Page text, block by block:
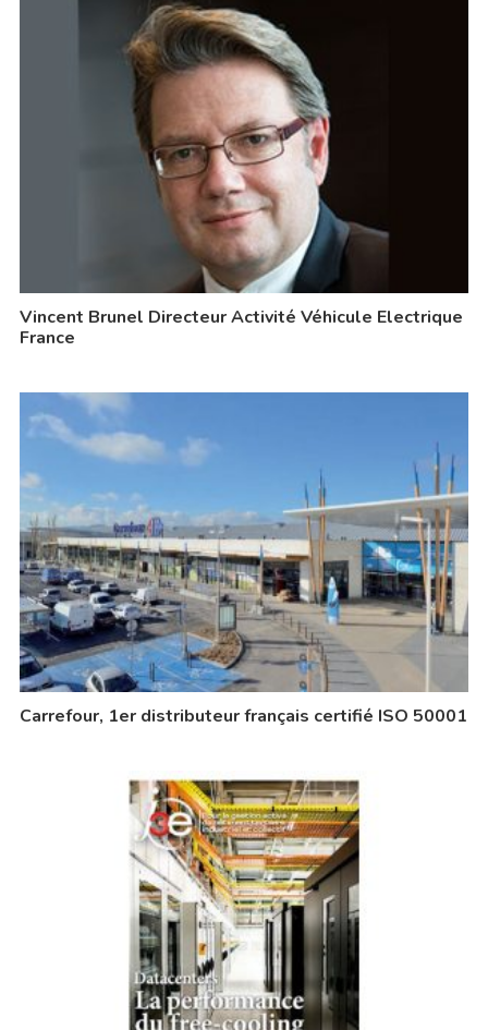
Vincent Brunel Directeur Activité Véhicule Electrique
France
Carrefour, 1er distributeur français certifié ISO 50001